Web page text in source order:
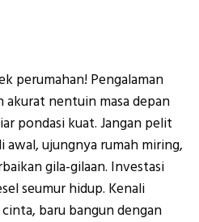
perumahan! Pengalaman
nentuin masa depan
pondasi kuat. Jangan pelit
ujungnya rumah miring,
gila-gilaan. Investasi
seumur hidup. Kenali
baru bangun dengan